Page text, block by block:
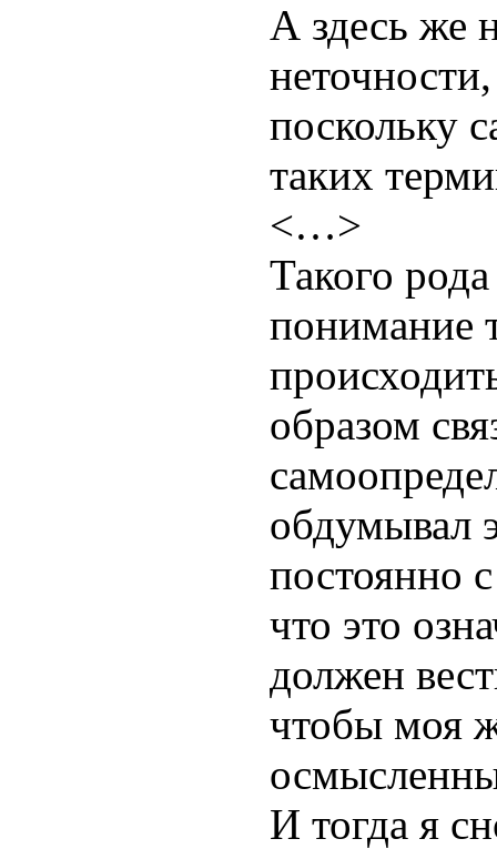
А здесь же
поскольку
таких
<…>
Такого
понимание
образом
обдумывал
постоянно
что это
должен
чтобы моя
И тогда я